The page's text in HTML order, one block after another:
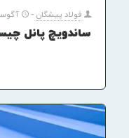
فولاد پیشگان - آگوست 3,
ساندویچ پانل